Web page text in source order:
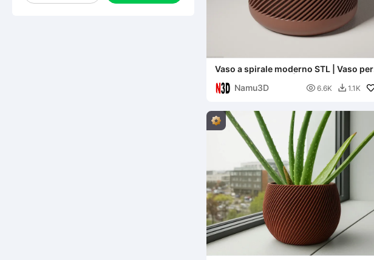
Vaso a spirale moderno STL | Vaso per
Namu3D
 6.6K  1.1K